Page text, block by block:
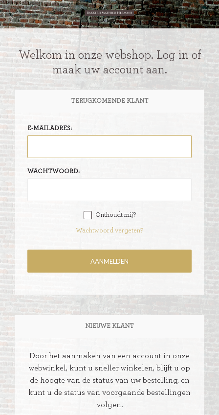
Welkom in onze webshop. Log in of
maak uw account aan.
TERUGKOMENDE KLANT
E-MAILADRES:
WACHTWOORD:
Onthoudt mij?
Wachtwoord vergeten?
NIEUWE KLANT
Door het aanmaken van een account in onze
webwinkel, kunt u sneller winkelen, blijft u op
de hoogte van de status van uw bestelling, en
kunt u de status van voorgaande bestellingen
volgen.